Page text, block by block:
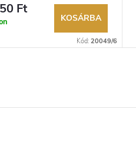
Ft
KOSÁRBA
Kód: 20049/6